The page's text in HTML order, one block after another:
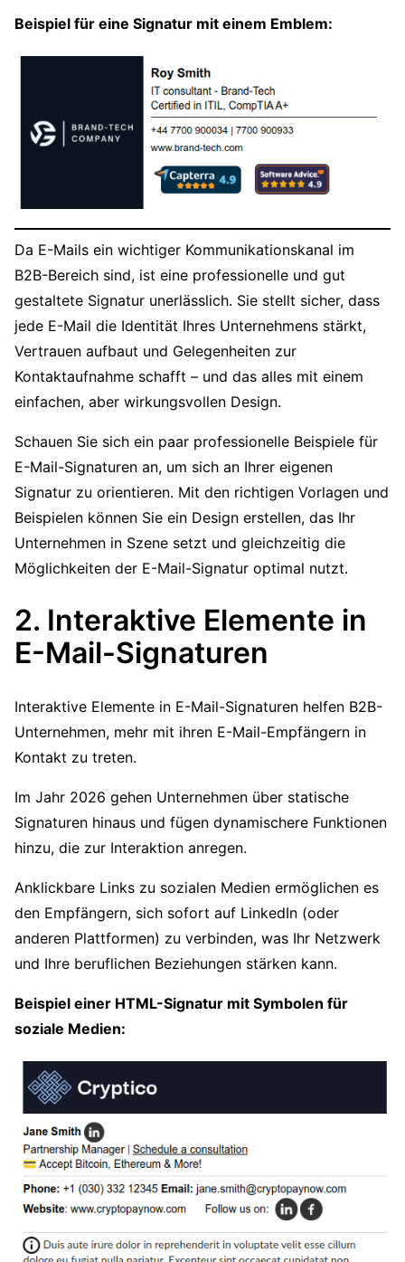
Beispiel für eine Signatur mit einem Emblem:
Da E-Mails ein wichtiger Kommunikationskanal im
B2B-Bereich sind, ist eine professionelle und gut
gestaltete Signatur unerlässlich. Sie stellt sicher, dass
jede E-Mail die Identität Ihres Unternehmens stärkt,
Vertrauen aufbaut und Gelegenheiten zur
Kontaktaufnahme schafft – und das alles mit einem
einfachen, aber wirkungsvollen Design.
Schauen Sie sich ein paar professionelle Beispiele für
E-Mail-Signaturen an, um sich an Ihrer eigenen
Signatur zu orientieren. Mit den richtigen Vorlagen und
Beispielen können Sie ein Design erstellen, das Ihr
Unternehmen in Szene setzt und gleichzeitig die
Möglichkeiten der E-Mail-Signatur optimal nutzt.
2. Interaktive Elemente in
E-Mail-Signaturen
Interaktive Elemente in E-Mail-Signaturen helfen B2B-
Unternehmen, mehr mit ihren E-Mail-Empfängern in
Kontakt zu treten.
Im Jahr 2026 gehen Unternehmen über statische
Signaturen hinaus und fügen dynamischere Funktionen
hinzu, die zur Interaktion anregen.
Anklickbare Links zu sozialen Medien ermöglichen es
den Empfängern, sich sofort auf LinkedIn (oder
anderen Plattformen) zu verbinden, was Ihr Netzwerk
und Ihre beruflichen Beziehungen stärken kann.
Beispiel einer HTML-Signatur mit Symbolen für
soziale Medien: